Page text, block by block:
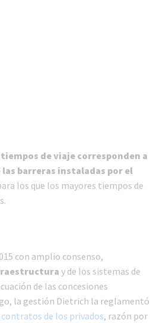
de viaje corresponden a
barreras instaladas por el
los que los mayores tiempos de
con amplio consenso,
y de los sistemas de
de las concesiones
la gestión Dietrich la reglamentó
de los privados, razón por